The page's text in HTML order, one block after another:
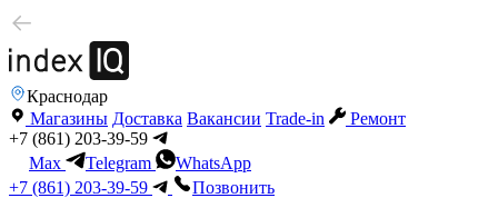
Краснодар
Магазины Доставка Вакансии Trade-in
Ремонт
+7 (861) 203-39-59
Max
Telegram
WhatsApp
+7 (861) 203-39-59
Позвонить